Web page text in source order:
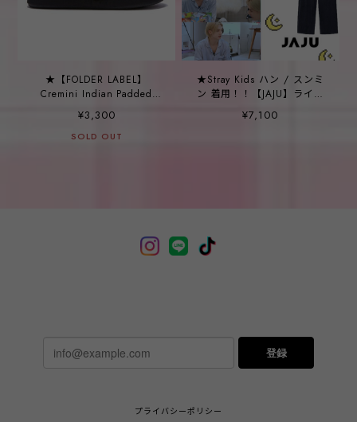
★【FOLDER LABEL】
Cremini Indian Padded
Slippers
¥3,300
SOLD OUT
★Stray Kids ハン / スンミ
ン 着用！！【JAJU】ライト
ミンク フリース Vネック パ
ジャマ セット
¥7,100
登録
プライバシーポリシー